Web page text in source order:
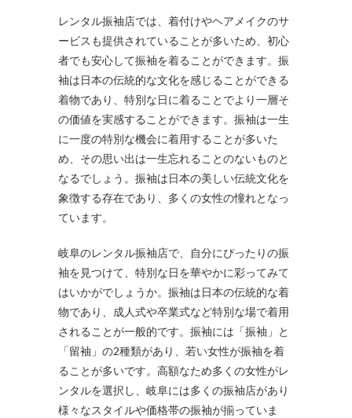
レンタル振袖店では、着付けやヘアメイクのサ
ービスも提供されていることが多いため、初心
者でも安心して振袖を着ることができます。振
袖は日本の伝統的な文化を感じることができる
着物であり、特別な日に着ることでより一層そ
の価値を実感することができます。振袖は一生
に一度の特別な機会に着用することが多いた
め、その思い出は一生忘れることのないものと
なるでしょう。振袖は日本の美しい伝統文化を
象徴する存在であり、多くの女性の憧れとなっ
ています。
岐阜のレンタル振袖店で、自分にぴったりの振
袖を見つけて、特別な日を華やかに彩ってみて
はいかがでしょうか。振袖は日本の伝統的な着
物であり、成人式や卒業式など特別な場で着用
されることが一般的です。振袖には「振袖」と
「留袖」の2種類があり、若い女性が振袖を着
ることが多いです。高額なため多くの女性がレ
ンタルを選択し、岐阜には多くの振袖店があり
様々なスタイルや価格帯の振袖が揃っていま